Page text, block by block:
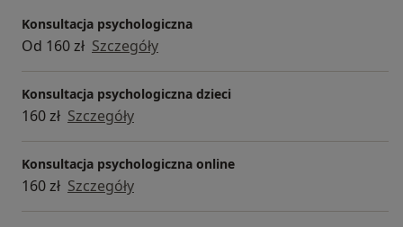
Konsultacja psychologiczna
Od 160 zł Szczegóły
Konsultacja psychologiczna dzieci
160 zł Szczegóły
Konsultacja psychologiczna online
160 zł Szczegóły